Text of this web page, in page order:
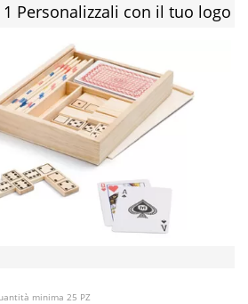
Personalizzali con il tuo logo
minima 25 PZ